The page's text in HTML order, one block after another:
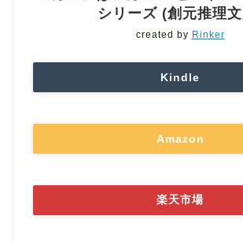
シリーズ (創元推理
created by Rinker
Kindle
Amazon
楽天市場